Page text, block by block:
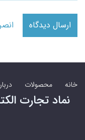
ارسال دیدگاه
خانه محصولات
نماد تجارت